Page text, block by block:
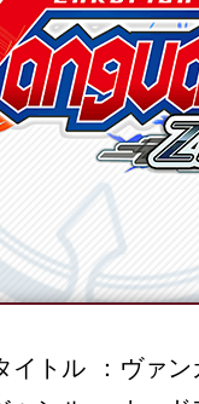
イトル
ヴァン